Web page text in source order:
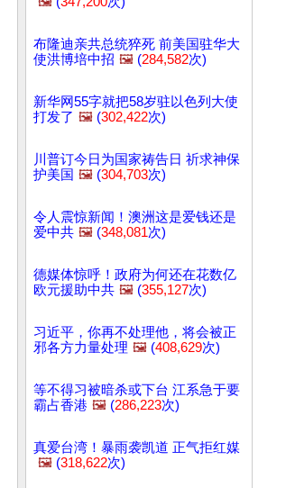
布隆迪亲共总统猝死 前美国驻华大
使洪博培中招 🖼️ (284,582次)
新华网55字就把58岁驻以色列大使
打发了 🖼️ (302,422次)
川普订今日为国家祷告日 祈求神保
护美国 🖼️ (304,703次)
令人震惊新闻！澳洲这是爱钱还是
爱中共 🖼️ (348,081次)
德媒体惊呼！政府为何还在花数亿
欧元援助中共 🖼️ (355,127次)
习近平，你再不处理他，将会被正
邪各方力量处理 🖼️ (408,629次)
等不得习被暗杀或下台 江系急于要
霸占香港 🖼️ (286,223次)
真爱台湾！暴雨袭凯道 正气拒红媒
🖼️ (318,622次)